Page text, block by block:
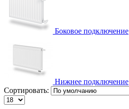
Боковое подключение
Нижнее подключение
Сортировать: